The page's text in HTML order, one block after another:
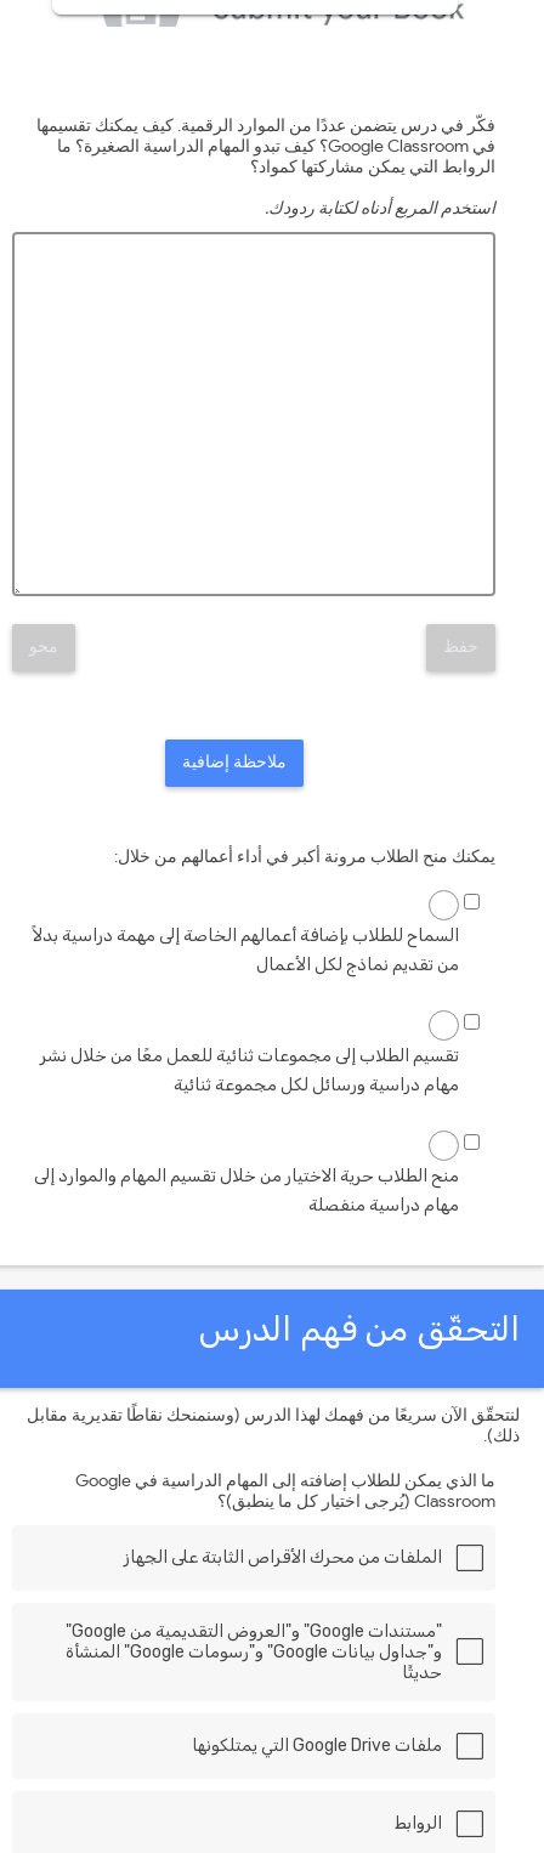
فكّر في درس يتضمن عددًا من الموارد الرقمية. كيف يمكنك تقسيمها
في Google Classroom؟ كيف تبدو المهام الدراسية الصغيرة؟ ما
الروابط التي يمكن مشاركتها كمواد؟
استخدم المربع أدناه لكتابة ردودك.
ملاحظة إضافية
يمكنك منح الطلاب مرونة أكبر في أداء أعمالهم من خلال:
السماح للطلاب بإضافة أعمالهم الخاصة إلى مهمة دراسية بدلاً
من تقديم نماذج لكل الأعمال
تقسيم الطلاب إلى مجموعات ثنائية للعمل معًا من خلال نشر
مهام دراسية ورسائل لكل مجموعة ثنائية
منح الطلاب حرية الاختيار من خلال تقسيم المهام والموارد إلى
مهام دراسية منفصلة
من فهم الدرس
الآن سريعًا من فهمك لهذا الدرس (وسنمنحك نقاطًا تقديرية مقابل
ما الذي يمكن للطلاب إضافته إلى المهام الدراسية في Google
Classroom (يُرجى اختيار كل ما ينطبق)؟
الملفات من محرك الأقراص الثابتة على الجهاز
"مستندات Google" و"العروض التقديمية من Google"
و"جداول بيانات Google" و"رسومات Google" المنشأة
حديثًا
ملفات Google Drive التي يمتلكونها
الروابط